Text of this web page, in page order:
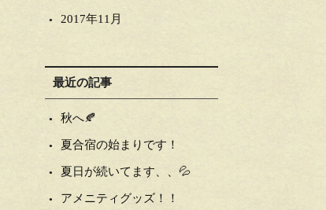
2017年11月
最近の記事
秋へ🍂
夏合宿の始まりです！
夏日が続いてます、、💦
アメニティグッズ！！